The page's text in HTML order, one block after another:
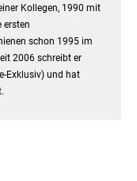
Kollegen, 1990 mit
ersten
schon 1995 im
2006 schreibt er
Exklusiv) und hat